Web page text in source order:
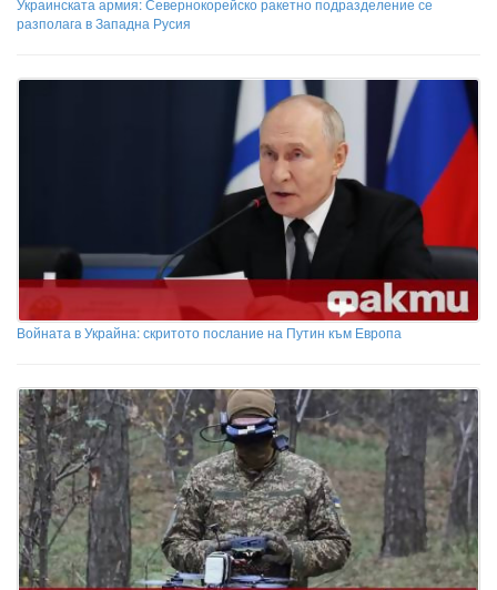
Украинската армия: Севернокорейско ракетно подразделение се
разполага в Западна Русия
Войната в Украйна: скритото послание на Путин към Европа